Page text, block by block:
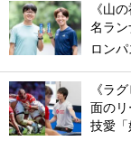
《山
名ラン
ロンパ
《ラ
面の
技愛「